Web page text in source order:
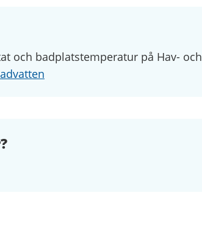
och badplatstemperatur på Hav- och